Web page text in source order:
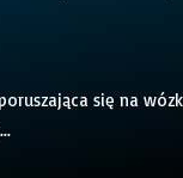
się na